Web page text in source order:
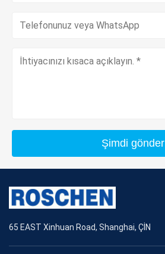
Şimdi gönder
65 EAST Xinhuan Road, Shanghai, ÇİN